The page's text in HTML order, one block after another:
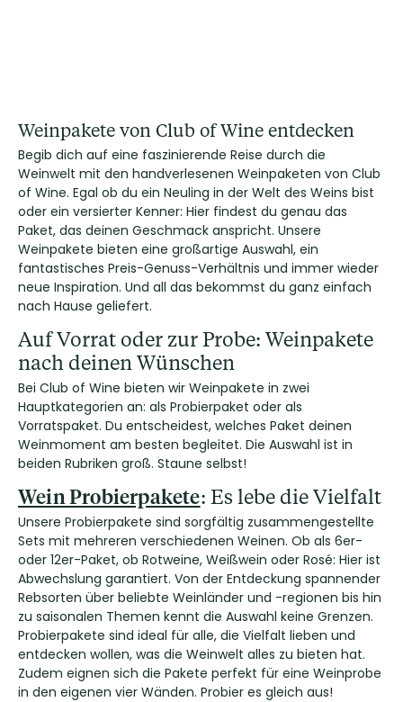
Weinpakete von Club of Wine entdecken
Begib dich auf eine faszinierende Reise durch die
Weinwelt mit den handverlesenen Weinpaketen von Club
of Wine. Egal ob du ein Neuling in der Welt des Weins bist
oder ein versierter Kenner: Hier findest du genau das
Paket, das deinen Geschmack anspricht. Unsere
Weinpakete bieten eine großartige Auswahl, ein
fantastisches Preis-Genuss-Verhältnis und immer wieder
neue Inspiration. Und all das bekommst du ganz einfach
nach Hause geliefert.
Auf Vorrat oder zur Probe: Weinpakete
nach deinen Wünschen
Bei Club of Wine bieten wir Weinpakete in zwei
Hauptkategorien an: als Probierpaket oder als
Vorratspaket. Du entscheidest, welches Paket deinen
Weinmoment am besten begleitet. Die Auswahl ist in
beiden Rubriken groß. Staune selbst!
Wein Probierpakete: Es lebe die Vielfalt
Unsere Probierpakete sind sorgfältig zusammengestellte
Sets mit mehreren verschiedenen Weinen. Ob als 6er-
oder 12er-Paket, ob Rotweine, Weißwein oder Rosé: Hier ist
Abwechslung garantiert. Von der Entdeckung spannender
Rebsorten über beliebte Weinländer und -regionen bis hin
zu saisonalen Themen kennt die Auswahl keine Grenzen.
Probierpakete sind ideal für alle, die Vielfalt lieben und
entdecken wollen, was die Weinwelt alles zu bieten hat.
Zudem eignen sich die Pakete perfekt für eine Weinprobe
in den eigenen vier Wänden. Probier es gleich aus!